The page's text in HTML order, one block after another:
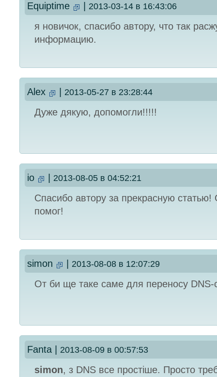
Equiptime 2013-03-14 в 16:43:06
я новичок, спасибо автору, что так
информацию.
Alex 2013-05-27 в 23:28:44
Дуже дякую, допомогли!!!!!
io 2013-08-05 в 04:52:21
Спасибо автору за прекрасную статью!
помог!
simon 2013-08-08 в 12:07:29
От би ще таке саме для переносу DNS-
Fanta 2013-08-09 в 00:57:53
simon, з DNS все простіше. Просто